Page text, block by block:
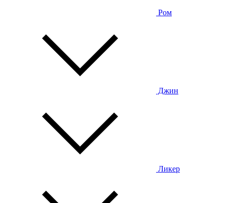
Ром
Джин
Ликер